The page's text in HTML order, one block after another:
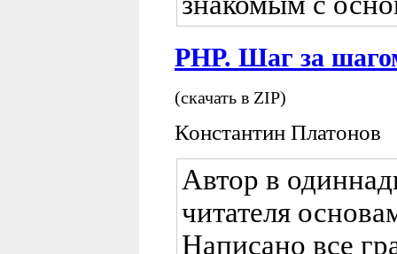
PHP. Шаг за
(скачать в ZIP)
Константин Платонов
Автор в
читателя
Написано все